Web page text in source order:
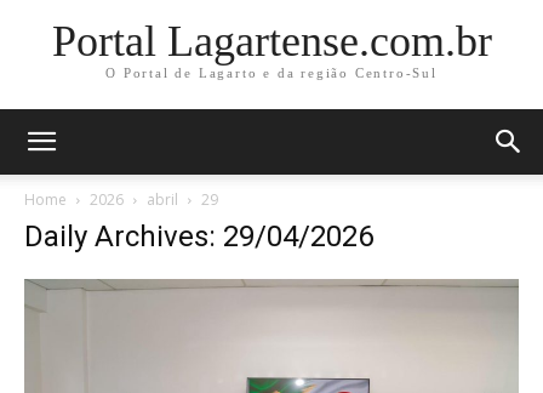
Portal Lagartense.com.br
O Portal de Lagarto e da região Centro-Sul
Home 2026 abril 29
Daily Archives: 29/04/2026